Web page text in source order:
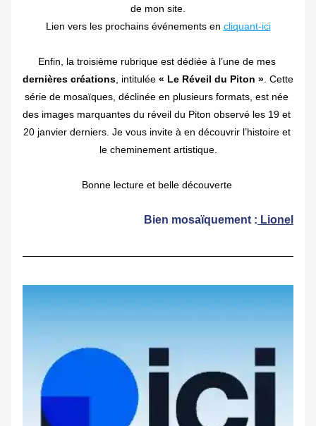
de mon site.
Lien vers les prochains événements en cliquant-ici
Enfin, la troisième rubrique est dédiée à l’une de mes
dernières créations , intitulée « Le Réveil du Piton » . Cette
série de mosaïques, déclinée en plusieurs formats, est née
des images marquantes du réveil du Piton observé les 19 et
20 janvier derniers. Je vous invite à en découvrir l’histoire et
le cheminement artistique.
Bonne lecture et belle découverte
Bien mosaïquement : Lionel